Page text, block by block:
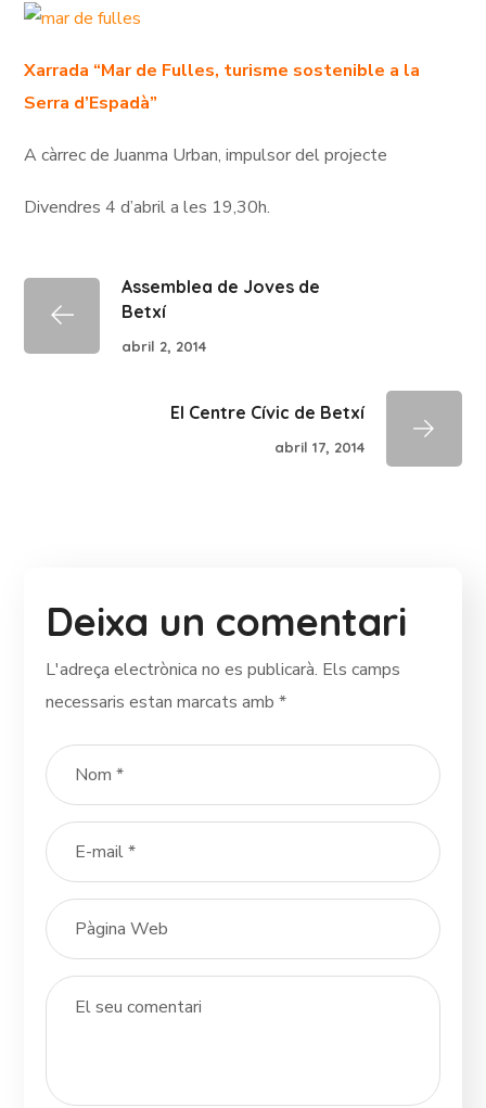
Xarrada “Mar de Fulles, turisme sostenible a la
Serra d’Espadà”
A càrrec de Juanma Urban, impulsor del projecte
Divendres 4 d’abril a les 19,30h.
Assemblea de Joves de
Betxí
abril 2, 2014
El Centre Cívic de Betxí
abril 17, 2014
Deixa un comentari
L'adreça electrònica no es publicarà. Els camps
necessaris estan marcats amb*